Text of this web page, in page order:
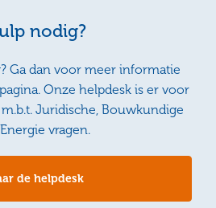
nodig?
Ga dan voor meer informatie
Onze helpdesk is er voor
Juridische, Bouwkundige
vragen.
de helpdesk